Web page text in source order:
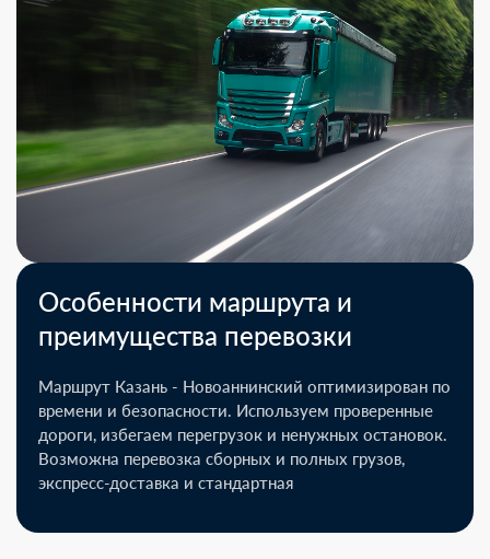
Особенности маршрута и
преимущества перевозки
Маршрут Казань - Новоаннинский оптимизирован по
времени и безопасности. Используем проверенные
дороги, избегаем перегрузок и ненужных остановок.
Возможна перевозка сборных и полных грузов,
экспресс-доставка и стандартная